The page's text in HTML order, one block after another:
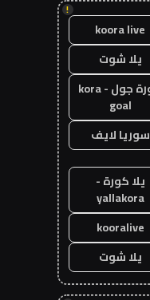
!
koora live
يلا شوت
كورة جول - kora
goal
سوريا لايف
يلا كورة -
yallakora
kooralive
يلا شوت